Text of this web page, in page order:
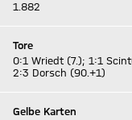
1.882
Tore
0:1 Wriedt (7.); 1:1
2:3 Dorsch (90.+1)
Gelbe Karten